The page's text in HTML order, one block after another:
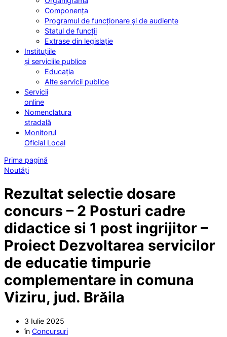
Componența
Programul de funcționare și de audiențe
Statul de funcții
Extrase din legislație
Instituțiile
și serviciile publice
Educația
Alte servicii publice
Servicii
online
Nomenclatura
stradală
Monitorul
Oficial Local
Prima pagină
Noutăți
Rezultat selectie dosare
concurs – 2 Posturi cadre
didactice si 1 post ingrijitor –
Proiect Dezvoltarea servicilor
de educatie timpurie
complementare in comuna
Viziru, jud. Brăila
3 Iulie 2025
în Concursuri